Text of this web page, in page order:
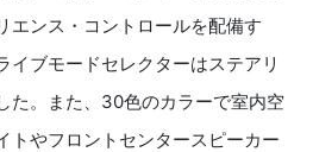
エンス・コントロールを配備す
イブモードセレクターはステアリ
た。また、30色のカラーで室内空
トやフロントセンタースピーカー